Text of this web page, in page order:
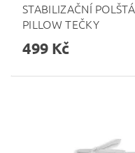
STABILIZAČNÍ
PILLOW TEČKY
499 Kč